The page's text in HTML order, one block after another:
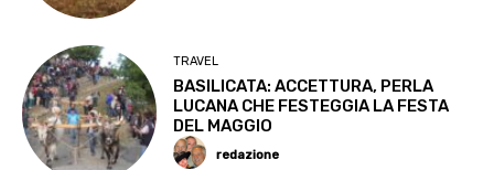
TRAVEL
BASILICATA: ACCETTURA, PERLA
LUCANA CHE FESTEGGIA LA FESTA
DEL MAGGIO
redazione